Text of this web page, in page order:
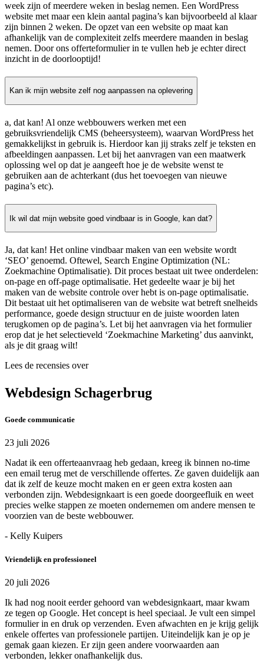
week zijn of meerdere weken in beslag nemen. Een WordPress
website met maar een klein aantal pagina’s kan bijvoorbeeld al klaar
zijn binnen 2 weken. De opzet van een website op maat kan
afhankelijk van de complexiteit zelfs meerdere maanden in beslag
nemen. Door ons offerteformulier in te vullen heb je echter direct
inzicht in de doorlooptijd!
Kan ik mijn website zelf nog aanpassen na oplevering
a, dat kan! Al onze webbouwers werken met een
gebruiksvriendelijk CMS (beheersysteem), waarvan WordPress het
gemakkelijkst in gebruik is. Hierdoor kan jij straks zelf je teksten en
afbeeldingen aanpassen. Let bij het aanvragen van een maatwerk
oplossing wel op dat je aangeeft hoe je de website wenst te
gebruiken aan de achterkant (dus het toevoegen van nieuwe
pagina’s etc).
Ik wil dat mijn website goed vindbaar is in Google, kan dat?
Ja, dat kan! Het online vindbaar maken van een website wordt
‘SEO’ genoemd. Oftewel, Search Engine Optimization (NL:
Zoekmachine Optimalisatie). Dit proces bestaat uit twee onderdelen:
on-page en off-page optimalisatie. Het gedeelte waar je bij het
maken van de website controle over hebt is on-page optimalisatie.
Dit bestaat uit het optimaliseren van de website wat betreft snelheids
performance, goede design structuur en de juiste woorden laten
terugkomen op de pagina’s. Let bij het aanvragen via het formulier
erop dat je het selectieveld ‘Zoekmachine Marketing’ dus aanvinkt,
als je dit graag wilt!
Lees de recensies over
Webdesign Schagerbrug
Goede communicatie
23 juli 2026
Nadat ik een offerteaanvraag heb gedaan, kreeg ik binnen no-time
een email terug met de verschillende offertes. Ze gaven duidelijk aan
dat ik zelf de keuze mocht maken en er geen extra kosten aan
verbonden zijn. Webdesignkaart is een goede doorgeefluik en weet
precies welke stappen ze moeten ondernemen om andere mensen te
voorzien van de beste webbouwer.
- Kelly Kuipers
Vriendelijk en professioneel
20 juli 2026
Ik had nog nooit eerder gehoord van webdesignkaart, maar kwam
ze tegen op Google. Het concept is heel speciaal. Je vult een simpel
formulier in en druk op verzenden. Even afwachten en je krijg gelijk
enkele offertes van professionele partijen. Uiteindelijk kan je op je
gemak gaan kiezen. Er zijn geen andere voorwaarden aan
verbonden, lekker onafhankelijk dus.